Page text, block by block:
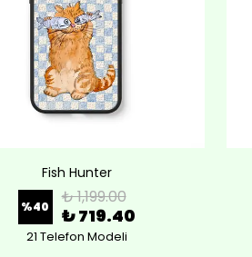
Fish Hunter
%40 ₺ 1,199.00
₺ 719.40
21 Telefon Modeli